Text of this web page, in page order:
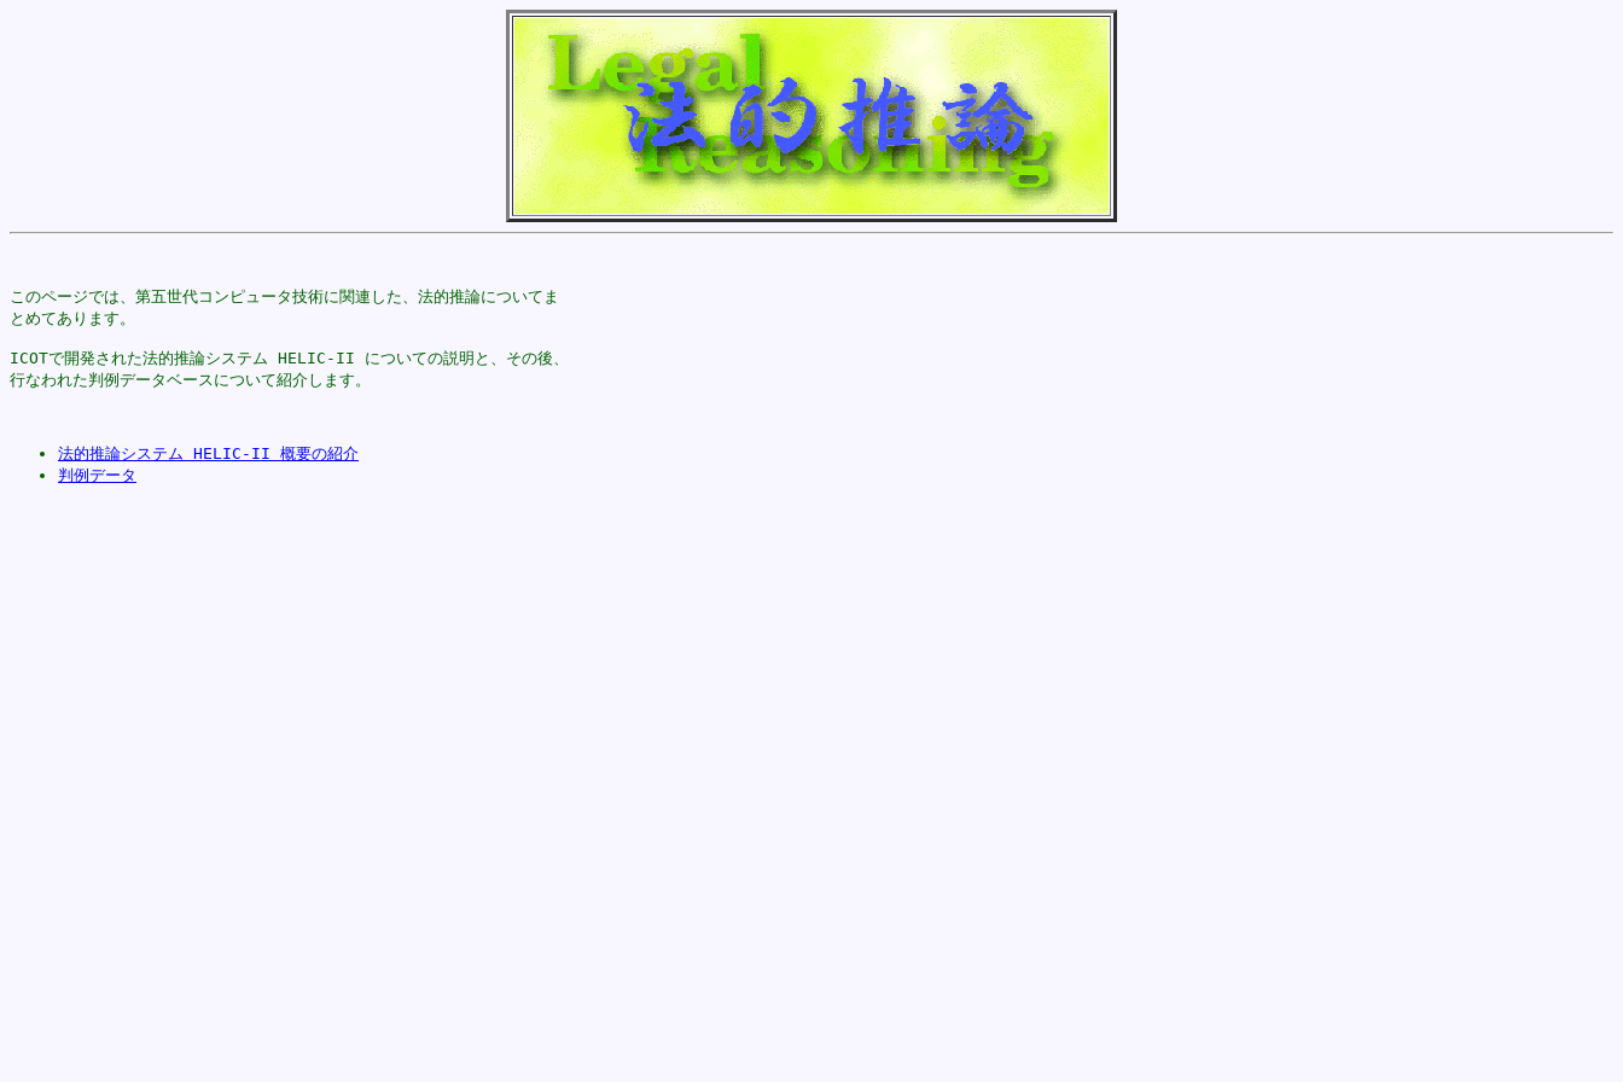
このページでは、第五世代コンピュータ技術に関連した、法的推論についてま
とめてあります。
ICOTで開発された法的推論システム HELIC-II についての説明と、その後、
行なわれた判例データベースについて紹介します。
法的推論システム HELIC-II 概要の紹介
判例データ